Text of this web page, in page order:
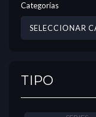
Categorías
TIPO